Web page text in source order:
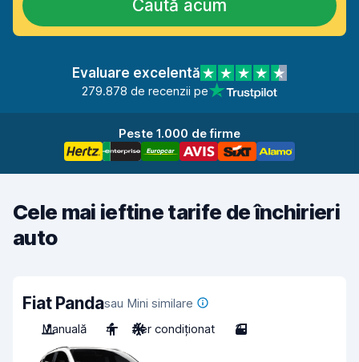
Caută acum
Evaluare excelentă
279.878 de recenzii pe
Peste 1.000 de firme
Cele mai ieftine tarife de închirieri
auto
Fiat Pandasau Mini similare
Manuală
4 Aer condiționat 3